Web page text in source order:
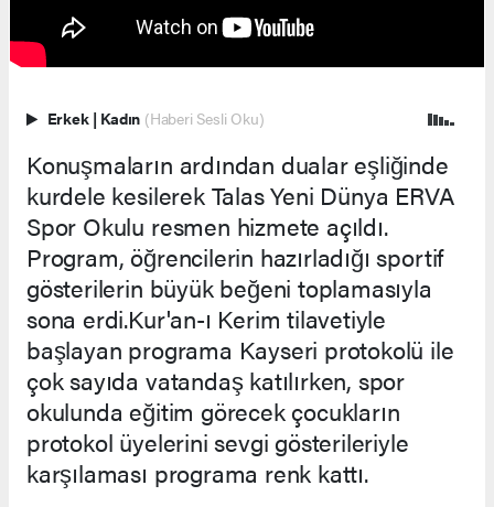
Erkek | Kadın (Haberi Sesli Oku)
Konuşmaların ardından dualar eşliğinde
kurdele kesilerek Talas Yeni Dünya ERVA
Spor Okulu resmen hizmete açıldı.
Program, öğrencilerin hazırladığı sportif
gösterilerin büyük beğeni toplamasıyla
sona erdi.Kur'an-ı Kerim tilavetiyle
başlayan programa Kayseri protokolü ile
çok sayıda vatandaş katılırken, spor
okulunda eğitim görecek çocukların
protokol üyelerini sevgi gösterileriyle
karşılaması programa renk kattı.